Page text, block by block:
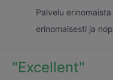
Palvelu
erinomaisesti ja
"Excellent"